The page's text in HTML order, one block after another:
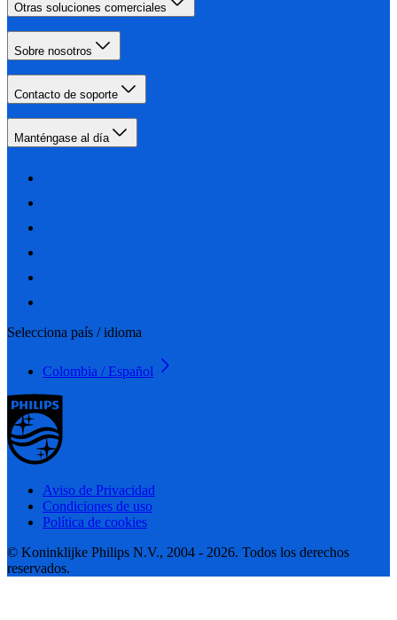
Otras soluciones comerciales
Sobre nosotros
Contacto de soporte
Manténgase al día
Selecciona país / idioma
Colombia / Español
Aviso de Privacidad
Condiciones de uso
Política de cookies
© Koninklijke Philips N.V., 2004 - 2026. Todos los derechos
reservados.